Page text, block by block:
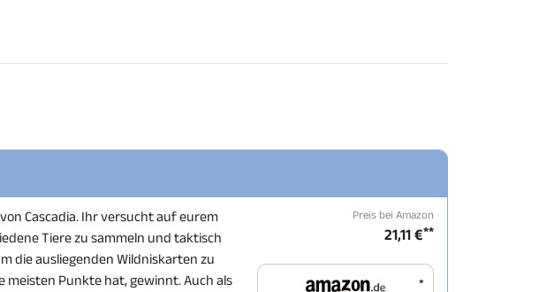
Cascadia. Ihr versucht auf eurem
Tiere zu sammeln und taktisch
die ausliegenden Wildniskarten zu
meisten Punkte hat, gewinnt. Auch als
Preis bei Amazon
21,11 €**
*